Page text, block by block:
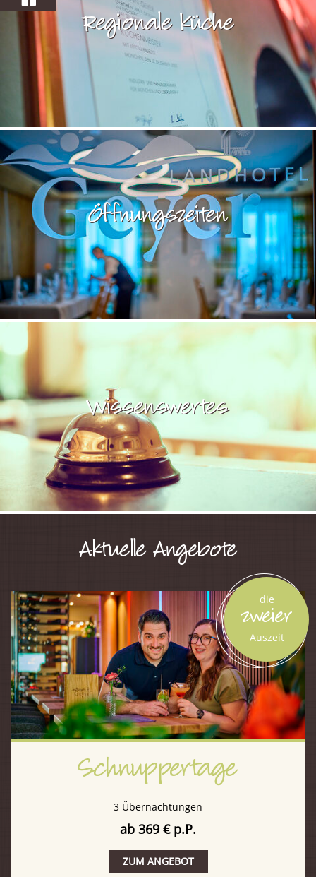
Regionale Küche
Öffnungszeiten
Wissenswertes
Aktuelle Angebote
Schnuppertage
3 Übernachtungen
ab 369 € p.P.
die
zweier
Auszeit
ZUM ANGEBOT